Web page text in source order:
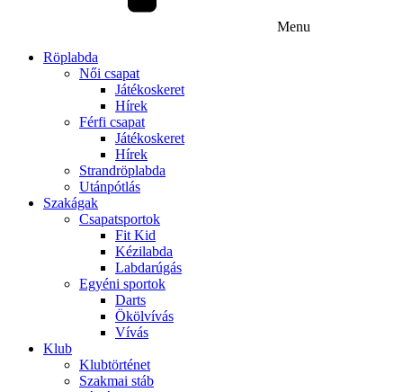
Menu
Röplabda
Női csapat
Játékoskeret
Hírek
Férfi csapat
Játékoskeret
Hírek
Strandröplabda
Utánpótlás
Szakágak
Csapatsportok
Fit Kid
Kézilabda
Labdarúgás
Egyéni sportok
Darts
Ökölvívás
Vívás
Klub
Klubtörténet
Szakmai stáb